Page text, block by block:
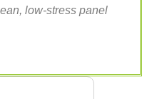
low-stress panel